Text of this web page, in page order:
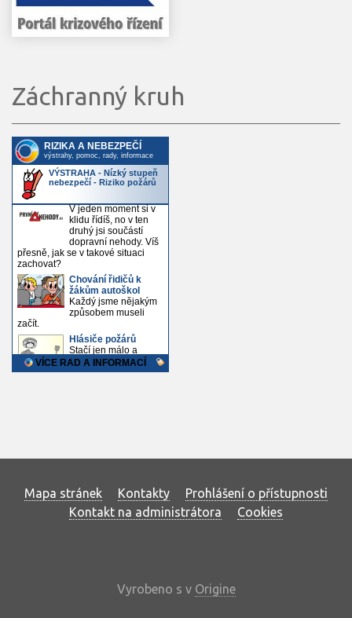
Záchranný kruh
Mapa stránek Kontakty
Prohlášení o přístupnosti
Kontakt na administrátora
Cookies
Vyrobeno s v Origine